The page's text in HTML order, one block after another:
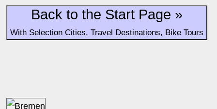
Back to the Start Page »
With Selection Cities, Travel Destinations, Bike Tours